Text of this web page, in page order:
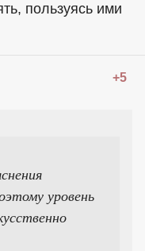
пользуясь ими
+5
уровень